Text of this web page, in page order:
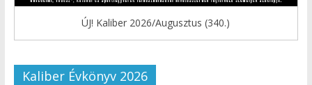
ÚJ! Kaliber 2026/Augusztus (340.)
Kaliber Évkönyv 2026